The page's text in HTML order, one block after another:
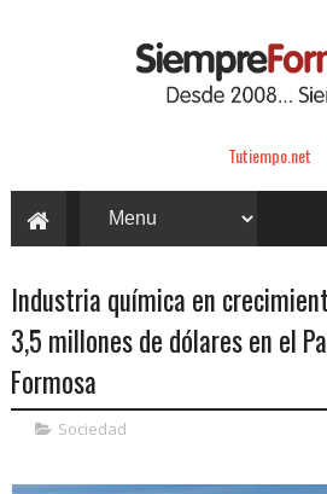
Tutiempo.net
Industria química en
3,5 millones de dólares en el
Formosa
Sociedad